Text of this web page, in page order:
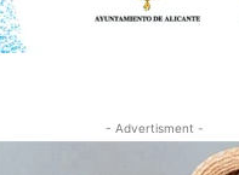
- Advertisment -